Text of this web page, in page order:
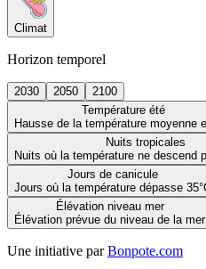
Climat
Horizon temporel
2030 2050
2100
Température été
Hausse de la température moyenne
Nuits tropicales
Nuits où la température ne descend
Jours de canicule
Jours où la température dépasse
Élévation niveau mer
Élévation prévue du niveau de la mer
Une initiative par Bonpote.com